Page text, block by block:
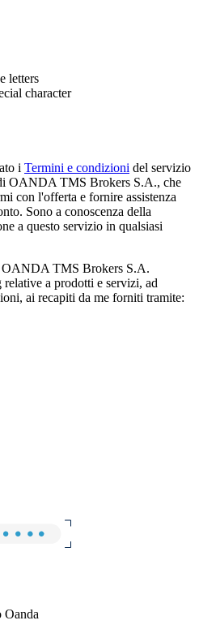
letters
character
i Termini e condizioni del servizio
OANDA TMS Brokers S.A., che
con l'offerta e fornire assistenza
Sono a conoscenza della
a questo servizio in qualsiasi
OANDA TMS Brokers S.A.
a prodotti e servizi, ad
ai recapiti da me forniti tramite:
Oanda